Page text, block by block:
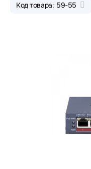
Код товара: 59-55